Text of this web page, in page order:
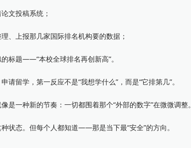
文投稿系统；
上报那几家国际排名机构要的数据；
题——“本校全球排名再创新高”。
留学，第一反应不是“我想学什么”，而是“它排第几”。
一种新的节奏：一切都围着那个“外部的数字”在微微调整。
态。但每个人都知道——那是当下最“安全”的方向。